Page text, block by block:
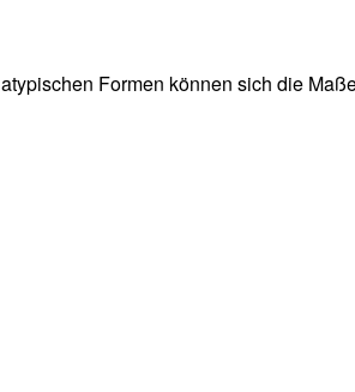
Formen können sich die